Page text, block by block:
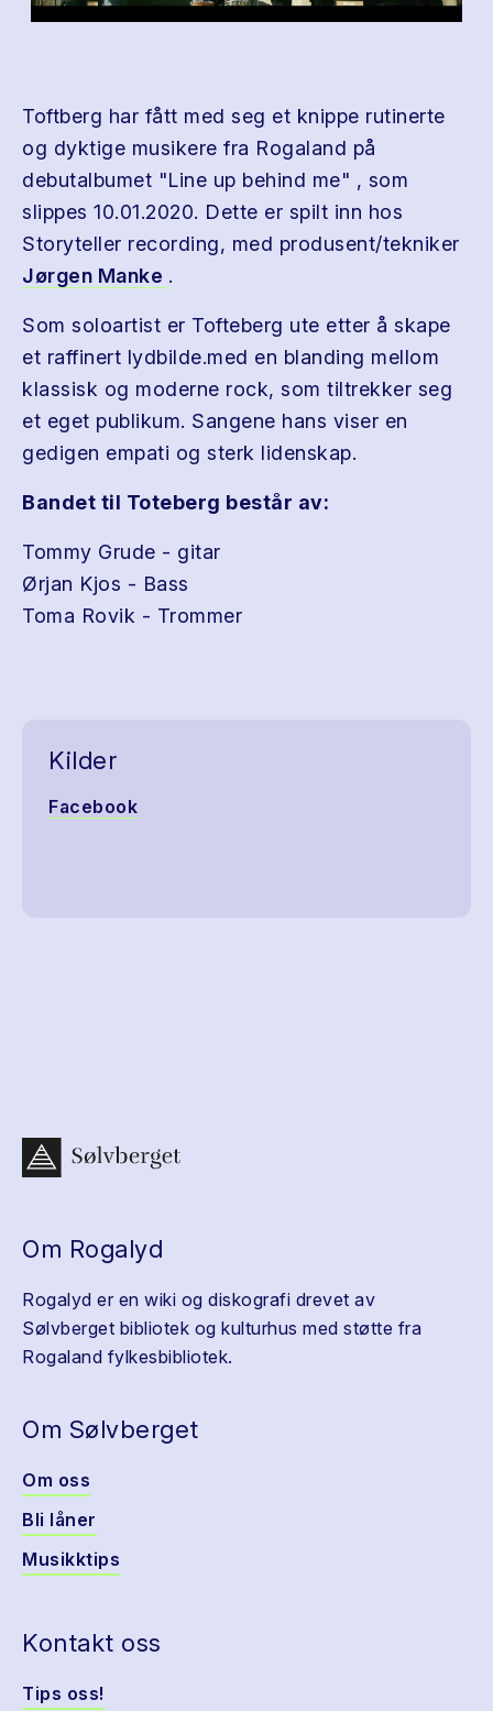
Toftberg har fått med seg et knippe rutinerte
og dyktige musikere fra Rogaland på
debutalbumet "Line up behind me" , som
slippes 10.01.2020. Dette er spilt inn hos
Storyteller recording, med produsent/tekniker
Jørgen Manke .
Som soloartist er Tofteberg ute etter å skape
et raffinert lydbilde.med en blanding mellom
klassisk og moderne rock, som tiltrekker seg
et eget publikum. Sangene hans viser en
gedigen empati og sterk lidenskap.
Bandet til Toteberg består av:
Tommy Grude - gitar
Ørjan Kjos - Bass
Toma Rovik - Trommer
Kilder
Facebook
Om Rogalyd
Rogalyd er en wiki og diskografi drevet av
Sølvberget bibliotek og kulturhus med støtte fra
Rogaland fylkesbibliotek.
Om Sølvberget
Om oss
Bli låner
Musikktips
Kontakt oss
Tips oss!